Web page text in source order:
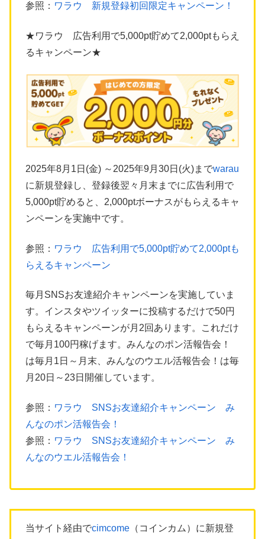
参照： ワラウ 新規登録初回限定キャンペーン！
★ワラウ 広告利用で5,000pt貯めて2,000ptもらえ
るキャンペーン★
2025年8月1日(金) ～2025年9月30日(火)までwarau
に新規登録し、登録後翌々月末までに広告利用で
5,000pt貯めると、2,000ptボーナスがもらえるキャ
ンペーンを実施中です。
参照： ワラウ 広告利用で5,000pt貯めて2,000ptも
らえるキャンペーン
毎月SNSお友達紹介キャンペーンを実施していま
す。インスタやツイッターに投稿するだけで50円
もらえるキャンペーンが月2回あります。これだけ
で毎月100円稼げます。みんなのポン活報告会！
は毎月1日～月末、みんなのウエル活報告会！は毎
月20日～23日開催しています。
参照： ワラウ SNSお友達紹介キャンペーン み
んなのポン活報告会！
参照： ワラウ SNSお友達紹介キャンペーン み
んなのウエル活報告会！
当サイト経由でcimcome （コインカム）に新規登